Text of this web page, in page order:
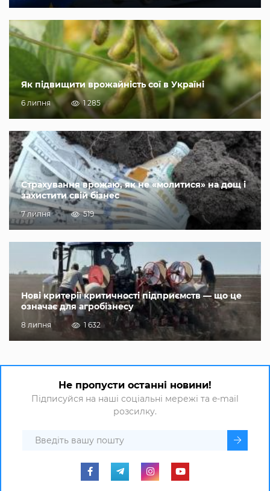
Як підвищити врожайність сої в Україні
6 липня 1 285
Страхування врожаю, як не «молитися» на дощ і
захистити свій бізнес
7 липня 519
Нові критерії критичності підприємств — що це
означає для агробізнесу
8 липня 1 632
Не пропусти останні новини!
Підписуйся на наші соціальні мережі та e-mail
розсилку.